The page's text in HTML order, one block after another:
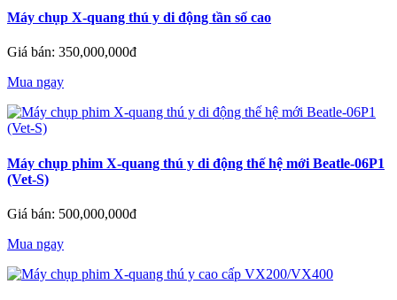
Máy chụp X-quang thú y di động tần số cao
Giá bán: 350,000,000đ
Mua ngay
Máy chụp phim X-quang thú y di động thế hệ mới Beatle-06P1
(Vet-S)
Giá bán: 500,000,000đ
Mua ngay